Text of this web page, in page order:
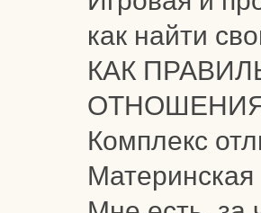
как найти
КАК
Комплекс